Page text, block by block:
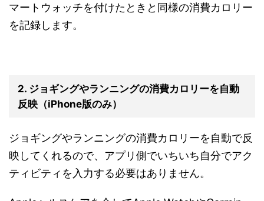
マートウォッチを付けたときと同様の消費カロリー
を記録します。
2. ジョギングやランニングの消費カロリーを自動
反映（iPhone版のみ）
ジョギングやランニングの消費カロリーを自動で反
映してくれるので、アプリ側でいちいち自分でアク
ティビティを入力する必要はありません。